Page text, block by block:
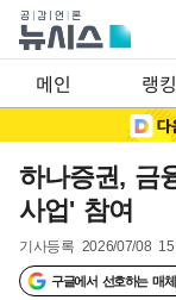
메인 랭킹
하나증권, 금
사업' 참여
기사등록 2026/07/08
구글에서 선호하는 매